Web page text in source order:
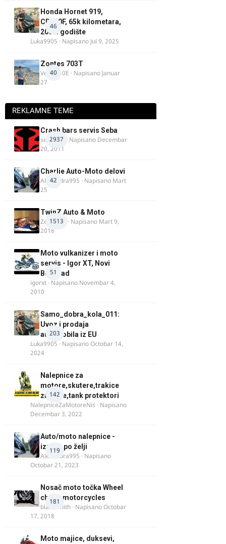
46
Honda Hornet 919,
CB900F, 65k kilometara,
2005. godište
Luka9905 · Napisano Jul 9, 2025
40
Zontes 703T
Verdi350E · Napisano Januar
27
REKLAMNE TEME
2937
Crash bars servis Seba
seba011 · Napisano Decembar
20, 2011
42
Charlie Auto-Moto delovi
Alexandra995 · Napisano Mart
25
1513
TwinZ Auto & Moto
Zeljkamp · Napisano Mart 9,
2018
51
Moto vulkanizer i moto
servis - Igor XT, Novi
Beograd
igorxt · Napisano Novembar 4,
2010
203
Samo_dobra_kola_011:
Uvoz i prodaja
automobila iz EU
Luka9905 · NapisanoOctobar 14,
2024
142
Nalepnice za
motore,skutere,trakice
za felne,tank protektori
NalepniceZaMotoreNis · Napisano
Decembar 3, 2022
119
Auto/moto nalepnice -
izrada po želji
Alexandra995 · Napisano
Octobar 21, 2023
181
Nosač moto točka Wheel
chock motorcycles
blacksmith · NapisanoOctobar
17, 2018
Moto majice, duksevi,